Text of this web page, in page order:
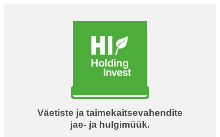
Väetiste ja taimekaitsevahendite
jae- ja hulgimüük.